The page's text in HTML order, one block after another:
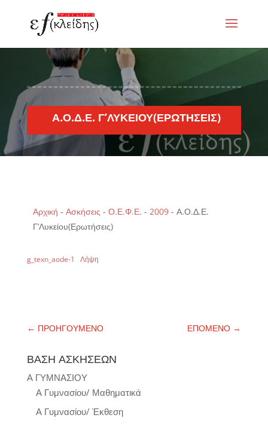
Α.Ο.Δ.Ε. Γ’ΛΥΚΕΊΟΥ(ΕΡΩΤΉΣΕΙΣ)
Αρχική - Ασκήσεις - Ο.Ε.Φ.Ε. - 2009- Α.Ο.Δ.Ε.
Γ’Λυκείου(Ερωτήσεις)
g_texn_aode-1 Λήψη
← ΠΡΟΗΓΟΥΜΕΝΟ ΕΠΟΜΕΝΟ →
ΒΑΣΗ ΑΣΚΗΣΕΩΝ
Α ΓΥΜΝΑΣΙΟΥ
Α Γυμνασίου/ Μαθηματικά
Α Γυμνασίου/ Έκθεση